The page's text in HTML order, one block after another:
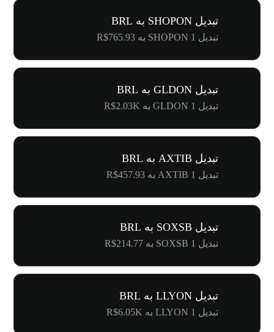
تبدیل SHOPON به BRL
تبدیل 1 SHOPON به R$765.93
تبدیل GLDON به BRL
تبدیل 1 GLDON به R$2.03K
تبدیل AXTIB به BRL
تبدیل 1 AXTIB به R$457.93
تبدیل SOXSB به BRL
تبدیل 1 SOXSB به R$214.77
تبدیل LLYON به BRL
تبدیل 1 LLYON به R$6.05K